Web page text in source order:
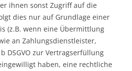
ihnen sonst Zugriff auf die
dies nur auf Grundlage einer
(z.B. wenn eine Übermittlung
an Zahlungsdienstleister,
DSGVO zur Vertragserfüllung
haben, eine rechtliche